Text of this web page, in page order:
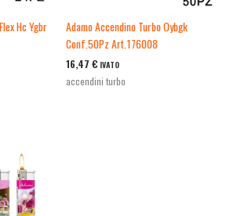
Hc Ygbr
Adamo Accendino Turbo Oybgk
Conf.50Pz Art.176008
16,47 € IVATO
accendini turbo